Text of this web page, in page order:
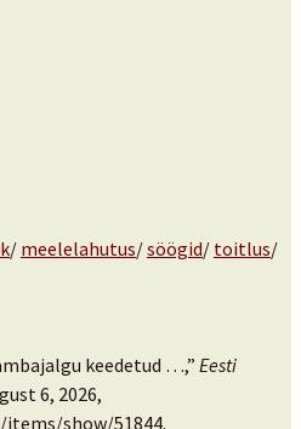
/ meelelahutus/söögid/ toitlus/
keedetud …,” Eesti
6, 2026,
show/51844.